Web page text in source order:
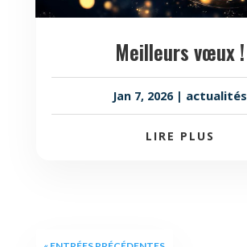
Meilleurs vœux !
Jan 7, 2026| actualités
LIRE PLUS